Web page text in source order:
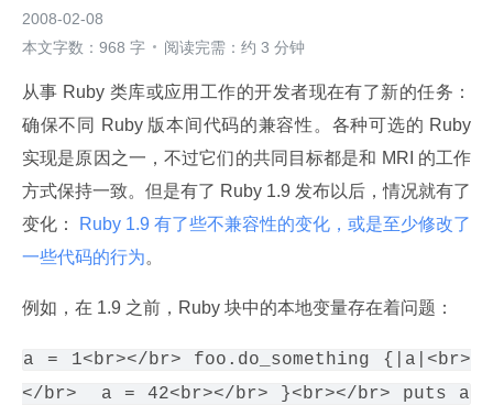
2008-02-08
本文字数：968 字
阅读完需：约 3 分钟
从事 Ruby 类库或应用工作的开发者现在有了新的任务：
确保不同 Ruby 版本间代码的兼容性。各种可选的 Ruby
实现是原因之一，不过它们的共同目标都是和 MRI 的工作
方式保持一致。但是有了 Ruby 1.9 发布以后，情况就有了
变化：
Ruby 1.9 有了些不兼容性的变化，或是至少修改了
一些代码的行为。
例如，在 1.9 之前，Ruby 块中的本地变量存在着问题：
a = 1<br></br> foo.do_something {|a|<br>
</br>  a = 42<br></br> }<br></br> puts a